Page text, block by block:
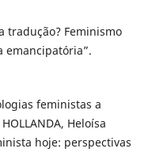
tradução? Feminismo
emancipatória”.
feministas a
Heloísa
hoje: perspectivas